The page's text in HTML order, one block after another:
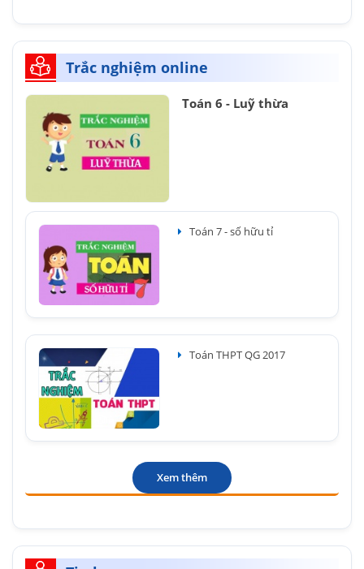
Trắc nghiệm online
Toán 6 - Luỹ thừa
Toán 7 - số hữu tỉ
Toán THPT QG 2017
Xem thêm